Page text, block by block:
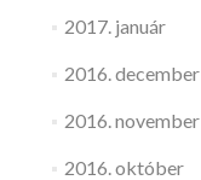
2017. január
2016. december
2016. november
2016. október